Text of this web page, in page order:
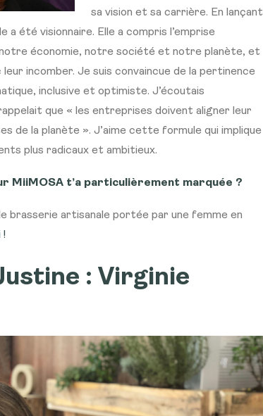
sa vision et sa carrière. En lançant
a été visionnaire. Elle a compris l’emprise
économie, notre société et notre planète, et
incomber. Je suis convaincue de la pertinence
inclusive et optimiste. J’écoutais
que « les entreprises doivent aligner leur
de la planète ». J’aime cette formule qui implique
plus radicaux et ambitieux.
MiiMOSA t’a particulièrement marquée ?
brasserie artisanale portée par une femme en
!
: Virginie